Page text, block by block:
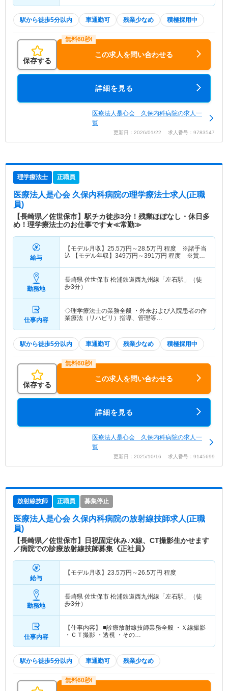
駅から徒歩5分以内 車通勤可 残業少なめ 積極採用中
保存する
この求人を問い合わせる
詳細を見る
医療法人是心会 久保内科病院の求人一
覧
更新日：2026/01/22 求人番号：9783547
理学療法士 正職員
医療法人是心会 久保内科病院の理学療法士求人(正職
員)
【長崎県／佐世保市】駅チカ徒歩3分！残業ほぼなし・休日多
め！理学療法士のお仕事です★≪常勤≫
給与
【モデル月収】 25.5万円～28.5万円 程度 ※諸手当
込 【モデル年収】 349万円～391 万円 程度 ※賞与
勤務地
長崎県 佐世保市 松浦鉄道西九州線「左石駅」（徒
歩3分）
仕事内容
◇理学療法士の業務全般 ・外来および入院患者の作
業療法（リハビリ）指導、管理等…
駅から徒歩5分以内 車通勤可 残業少なめ 積極採用中
保存する
この求人を問い合わせる
詳細を見る
医療法人是心会 久保内科病院の求人一
覧
更新日：2025/10/16 求人番号：9145699
放射線技師 正職員 募集停止
医療法人是心会 久保内科病院の放射線技師求人(正職
員)
【長崎県／佐世保市】日祝固定休み♪X線、CT撮影生かせます
／病院での診療放射線技師募集《正社員》
給与
【モデル月収】 23.5万円～26.5万円 程度
勤務地
長崎県 佐世保市 松浦鉄道西九州線「左石駅」（徒
歩3分）
仕事内容
【仕事内容】 ■診療放射線技師業務全般 ・Ｘ線撮影
・ＣＴ撮影 ・透視 ・その…
駅から徒歩5分以内 車通勤可 残業少なめ